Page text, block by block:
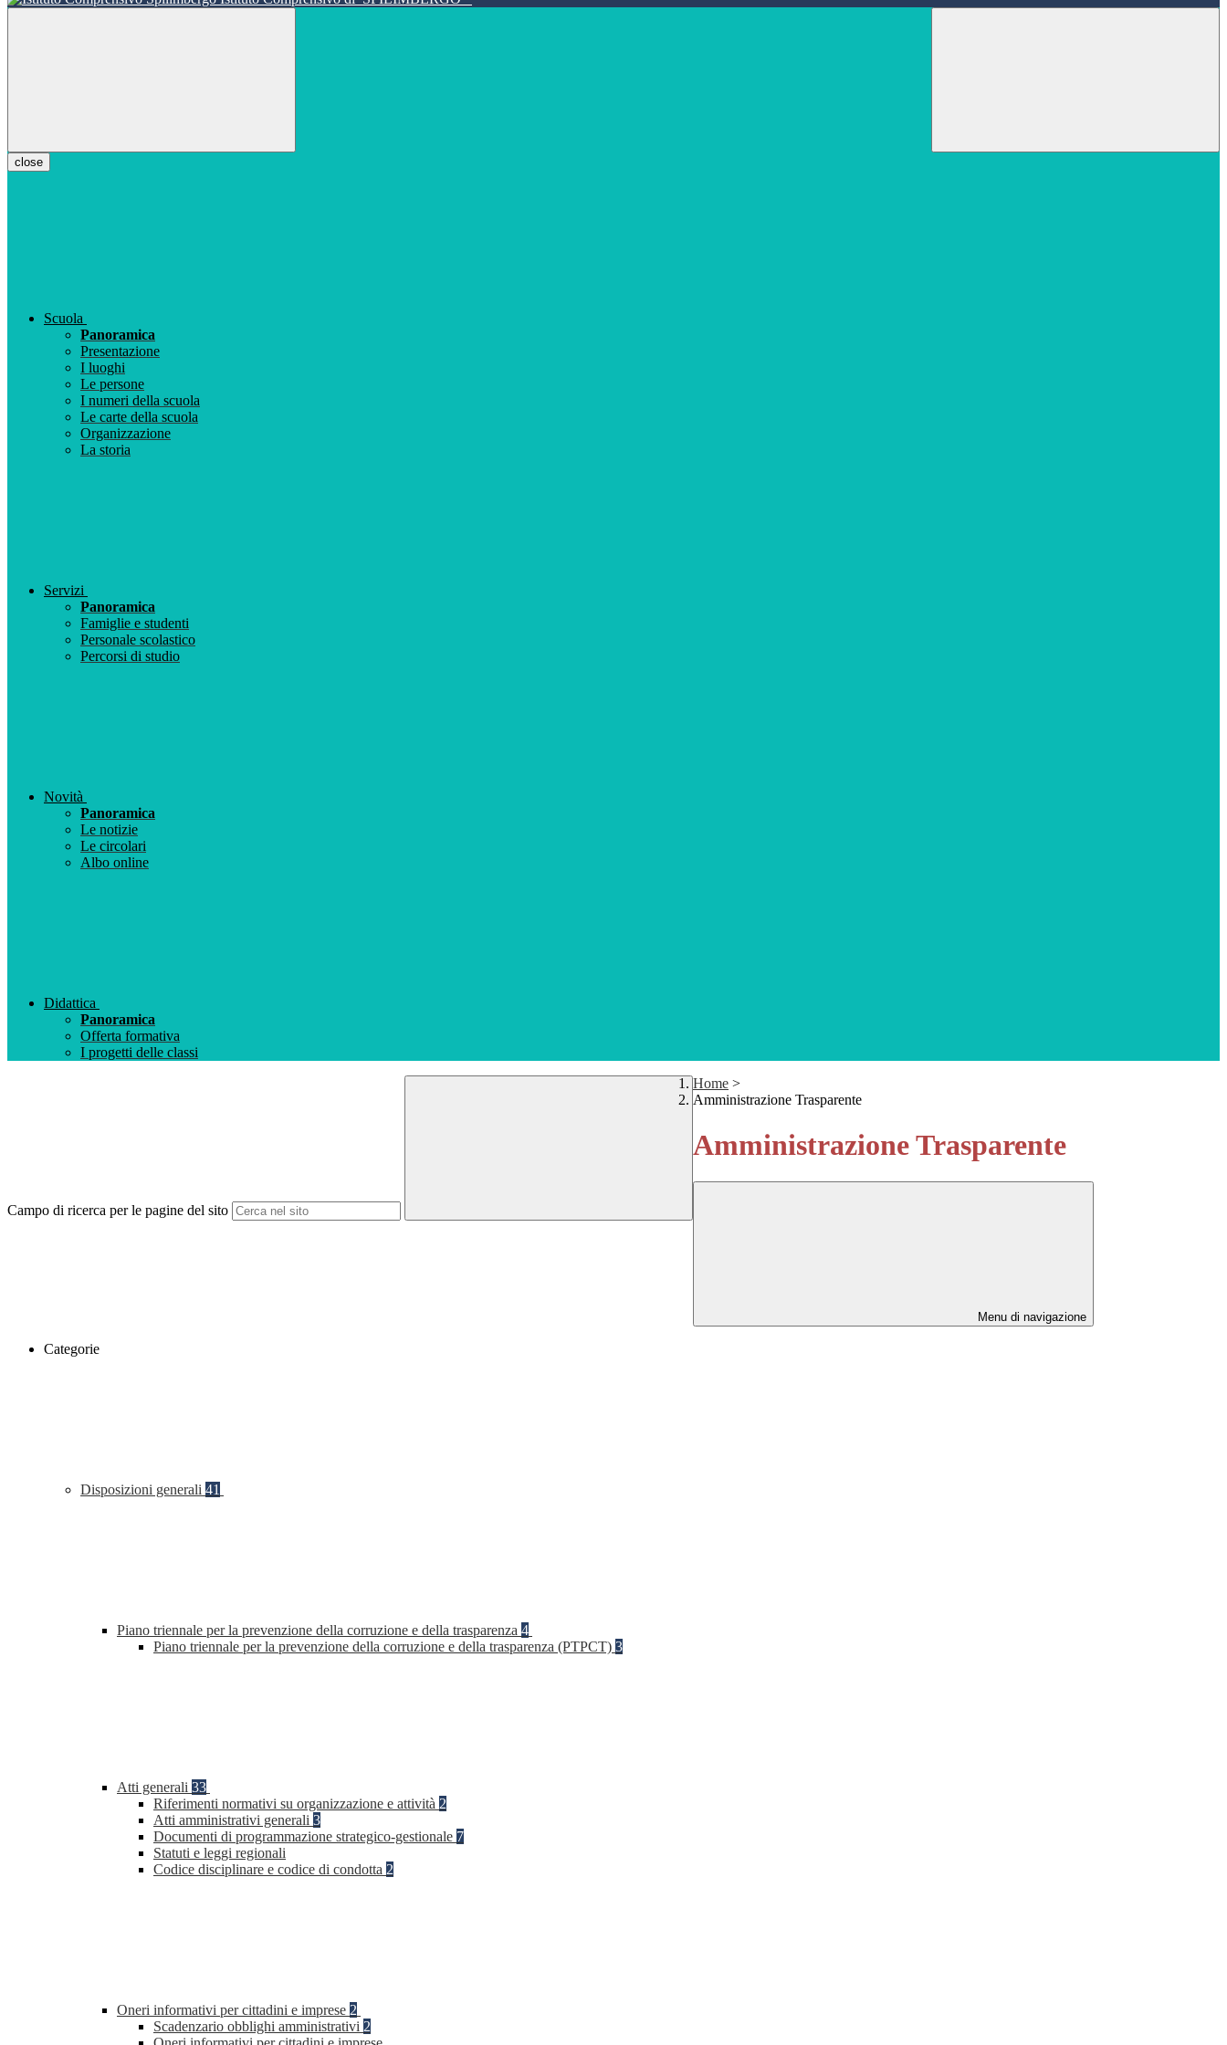
close
Scuola
Panoramica
Presentazione
I luoghi
Le persone
I numeri della scuola
Le carte della scuola
Organizzazione
La storia
Servizi
Panoramica
Famiglie e studenti
Personale scolastico
Percorsi di studio
Novità
Panoramica
Le notizie
Le circolari
Albo online
Didattica
Panoramica
Offerta formativa
I progetti delle classi
Campo di ricerca per le pagine del sito
Home >
Amministrazione Trasparente
Amministrazione Trasparente
Menu di navigazione
Categorie
Disposizioni generali 41
Piano triennale per la prevenzione della corruzione e della trasparenza 4
Piano triennale per la prevenzione della corruzione e della trasparenza (PTPCT) 3
Atti generali 33
Riferimenti normativi su organizzazione e attività 2
Atti amministrativi generali 3
Documenti di programmazione strategico-gestionale 7
Statuti e leggi regionali
Codice disciplinare e codice di condotta 2
Oneri informativi per cittadini e imprese 2
Scadenzario obblighi amministrativi 2